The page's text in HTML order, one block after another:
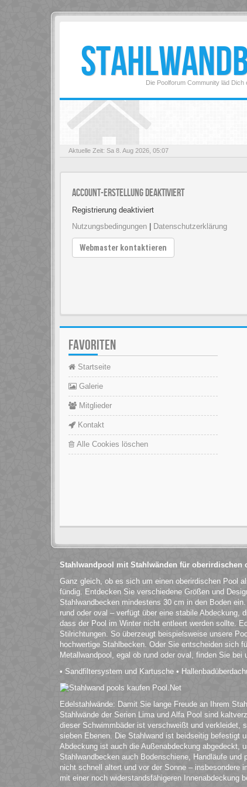
Die Poolforum Community läd Dich
Aktuelle Zeit: Sa 8. Aug 2026, 05:07
Account-Erstellung deaktiviert
Registrierung deaktiviert
Nutzungsbedingungen
Datenschutzerklärung
Webmaster kontaktieren
FAVORITEN
Startseite
Galerie
Mitglieder
Kontakt
Alle Cookies löschen
Stahlwandpool mit Stahlwänden für oberirdischen
Ganz gleich, ob es sich um einen oberirdischen Pool
fündig. Entdecken Sie verschiedene Größen und
Stahlwandbecken mindestens 30 cm in den Boden
rund oder oval – verfügt über eine stabile
dass der Pool im Winter nicht entleert werden sollte.
Stilrichtungen. So überzeugt beispielsweise unsere
hochwertige Stahlbecken. Oder Sie entscheiden sich
Metallwandpool, egal ob rund oder oval, finden Sie
• Sandfiltersystem und Kartusche •
Edelstahlwände: Damit Sie lange Freude an Ihrem
Stahlwände der Serien Lima und Alfa Pool sind
dieser Schwimmbäder ist verschweißt und verkleidet,
sieben Ebenen. Die Stahlwand ist beidseitig befestigt
Abdeckung ist auch die Außenabdeckung abgedeckt,
Stahlwandbecken auch Bodenschiene, Handläufe
nicht schnell altert und vor der Sonne – insbesondere
mit einer noch widerstandsfähigeren Innenabdeckung